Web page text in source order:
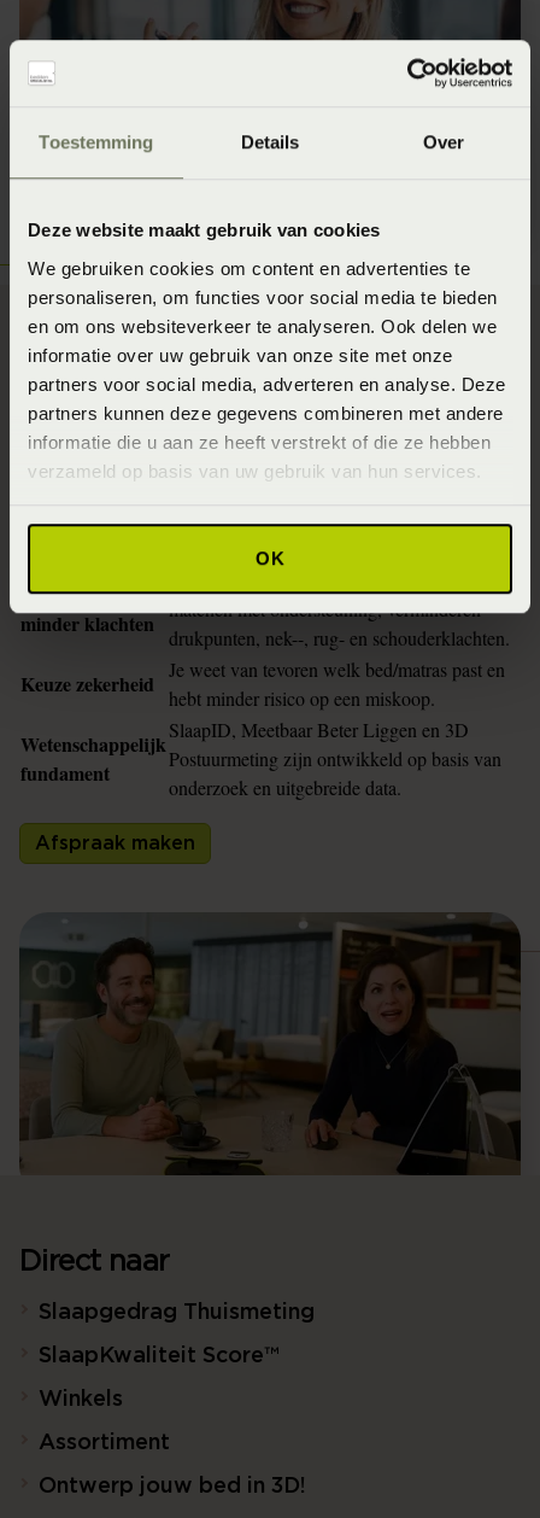
Toestemming Details Over
Deze website maakt gebruik van cookies
We gebruiken cookies om content en advertenties te
personaliseren, om functies voor social media te bieden
en om ons websiteverkeer te analyseren. Ook delen we
informatie over uw gebruik van onze site met onze
partners voor social media, adverteren en analyse. Deze
partners kunnen deze gegevens combineren met andere
informatie die u aan ze heeft verstrekt of die ze hebben
verzameld op basis van uw gebruik van hun services.
OK
Waarom deze aanpak werkt
Voordelen Uitleg
Objectief meten
(thuismetingen + 3D scan) om keuzes te
ondersteunen.
Meer comfort,
minder klachten
matchen met ondersteuning, verminderen
drukpunten, nek--, rug- en schouderklachten.
Keuze zekerheid
Je weet van tevoren welk bed/matras past en
hebt minder risico op een miskoop.
Wetenschappelijk
fundament
SlaapID, Meetbaar Beter Liggen en 3D
Postuurmeting zijn ontwikkeld op basis van
onderzoek en uitgebreide data.
Afspraak maken
Direct naar
Slaapgedrag Thuismeting
SlaapKwaliteit Score™
Winkels
Assortiment
Ontwerp jouw bed in 3D!